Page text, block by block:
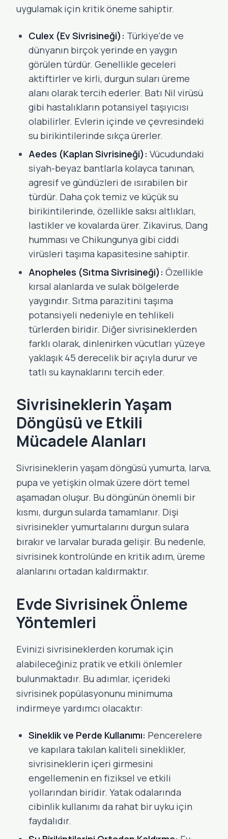
uygulamak için kritik öneme sahiptir.
Culex (Ev Sivrisineği): Türkiye'de ve
dünyanın birçok yerinde en yaygın
görülen türdür. Genellikle geceleri
aktiftirler ve kirli, durgun suları üreme
alanı olarak tercih ederler. Batı Nil virüsü
gibi hastalıkların potansiyel taşıyıcısı
olabilirler. Evlerin içinde ve çevresindeki
su birikintilerinde sıkça ürerler.
Aedes (Kaplan Sivrisineği): Vücudundaki
siyah-beyaz bantlarla kolayca tanınan,
agresif ve gündüzleri de ısırabilen bir
türdür. Daha çok temiz ve küçük su
birikintilerinde, özellikle saksı altlıkları,
lastikler ve kovalarda ürer. Zikavirus, Dang
humması ve Chikungunya gibi ciddi
virüsleri taşıma kapasitesine sahiptir.
Anopheles (Sıtma Sivrisineği): Özellikle
kırsal alanlarda ve sulak bölgelerde
yaygındır. Sıtma parazitini taşıma
potansiyeli nedeniyle en tehlikeli
türlerden biridir. Diğer sivrisineklerden
farklı olarak, dinlenirken vücutları yüzeye
yaklaşık 45 derecelik bir açıyla durur ve
tatlı su kaynaklarını tercih eder.
Sivrisineklerin Yaşam
Döngüsü ve Etkili
Mücadele Alanları
Sivrisineklerin yaşam döngüsü yumurta, larva,
pupa ve yetişkin olmak üzere dört temel
aşamadan oluşur. Bu döngünün önemli bir
kısmı, durgun sularda tamamlanır. Dişi
sivrisinekler yumurtalarını durgun sulara
bırakır ve larvalar burada gelişir. Bu nedenle,
sivrisinek kontrolünde en kritik adım, üreme
alanlarını ortadan kaldırmaktır.
Evde Sivrisinek Önleme
Yöntemleri
Evinizi sivrisineklerden korumak için
alabileceğiniz pratik ve etkili önlemler
bulunmaktadır. Bu adımlar, içerideki
sivrisinek popülasyonunu minimuma
indirmeye yardımcı olacaktır:
Sineklik ve Perde Kullanımı: Pencerelere
ve kapılara takılan kaliteli sineklikler,
sivrisineklerin içeri girmesini
engellemenin en fiziksel ve etkili
yollarından biridir. Yatak odalarında
cibinlik kullanımı da rahat bir uyku için
faydalıdır.